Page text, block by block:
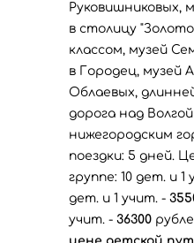
Руковишниковых,
в столицу
классом, музей
в Городец, музей
Облаевых,
дорога над
нижегородским
поездки: 5 дней.
группе: 10 дет. и 1
дет. и 1 учит. -
учит. - 36300